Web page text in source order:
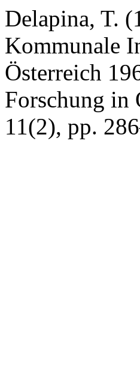
Delapina, T.
Kommunale
Österreich
Forschung in
11(2), pp.